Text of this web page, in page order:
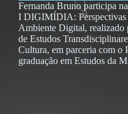
Fernanda Bruno participa
I DIGIMÍDIA: Perspectivas
Ambiente Digital,
de Estudos
Cultura, em parceria com o
graduação em Estudos da